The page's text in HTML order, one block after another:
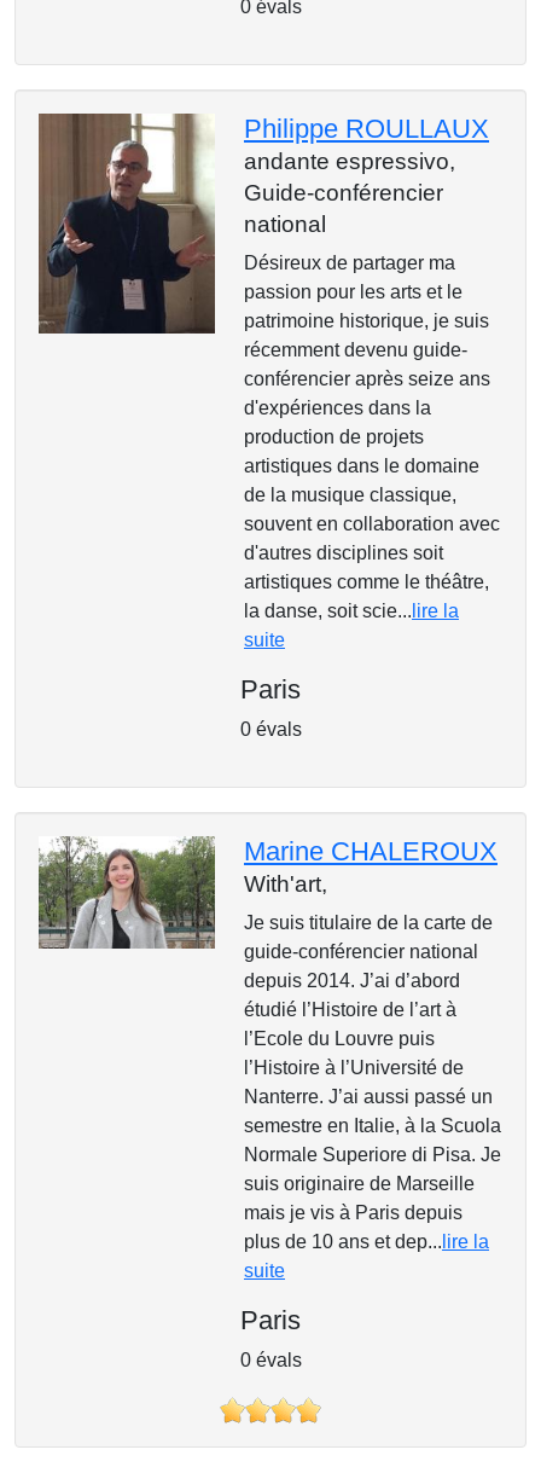
0 évals
Philippe ROULLAUX
andante espressivo,
Guide-conférencier
national
Désireux de partager ma
passion pour les arts et le
patrimoine historique, je suis
récemment devenu guide-
conférencier après seize ans
d'expériences dans la
production de projets
artistiques dans le domaine
de la musique classique,
souvent en collaboration avec
d'autres disciplines soit
artistiques comme le théâtre,
la danse, soit scie... lire la
suite
Paris
0 évals
Marine CHALEROUX
With'art,
Je suis titulaire de la carte de
guide-conférencier national
depuis 2014. J’ai d’abord
étudié l’Histoire de l’art à
l’Ecole du Louvre puis
l’Histoire à l’Université de
Nanterre. J’ai aussi passé un
semestre en Italie, à la Scuola
Normale Superiore di Pisa. Je
suis originaire de Marseille
mais je vis à Paris depuis
plus de 10 ans et dep... lire la
suite
Paris
0 évals